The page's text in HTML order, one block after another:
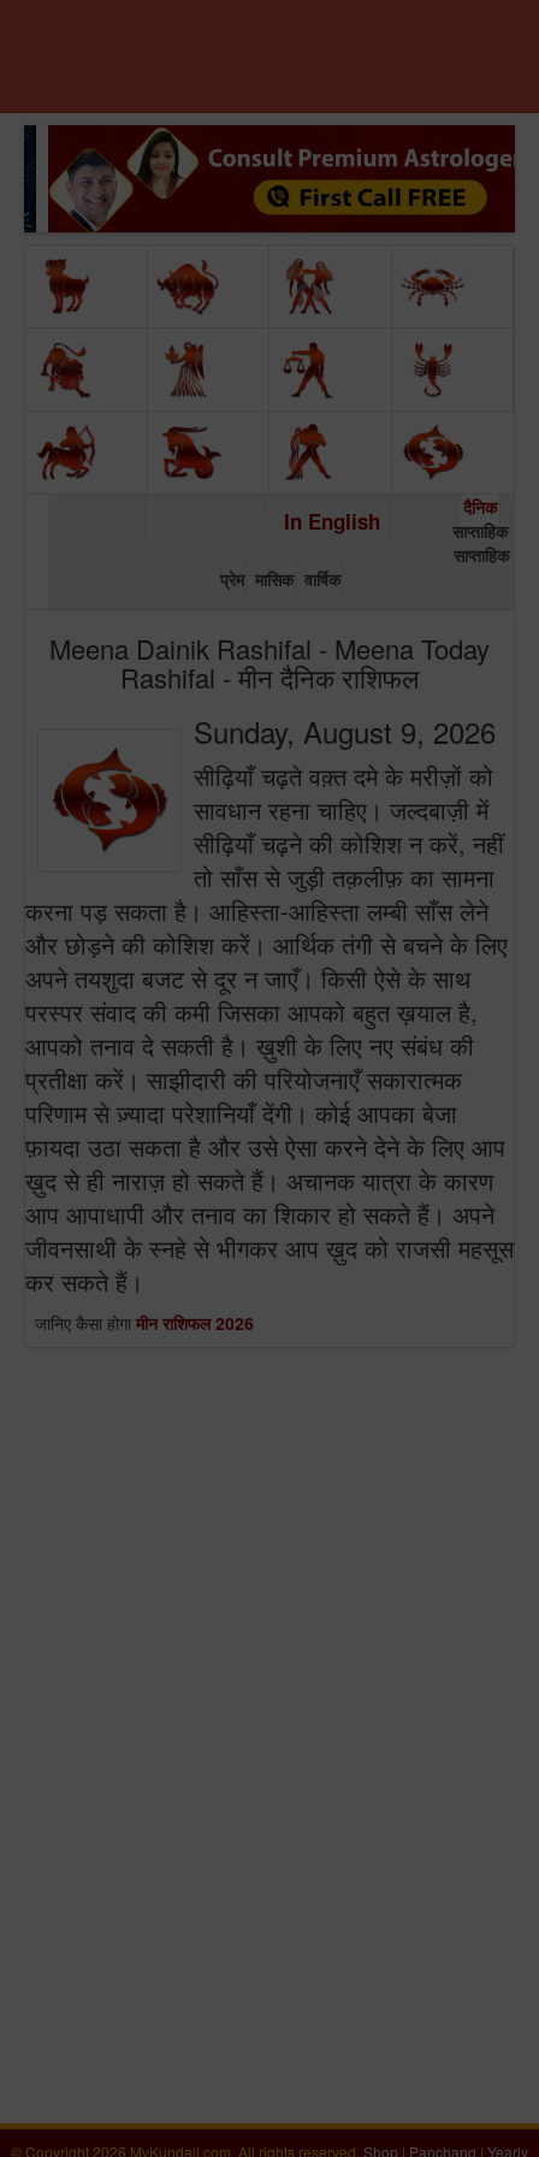
In English
दैनिक
साप्ताहिक
साप्ताहिक
प्रेम मासिक वार्षिक
Meena Dainik Rashifal - Meena Today
Rashifal - मीन दैनिक राशिफल
Sunday, August 9, 2026
सीढ़ियाँ चढ़ते वक़्त दमे के मरीज़ों को
सावधान रहना चाहिए। जल्दबाज़ी में
सीढ़ियाँ चढ़ने की कोशिश न करें, नहीं
तो साँस से जुड़ी तक़लीफ़ का सामना
करना पड़ सकता है। आहिस्ता-आहिस्ता लम्बी साँस लेने
और छोड़ने की कोशिश करें। आर्थिक तंगी से बचने के लिए
अपने तयशुदा बजट से दूर न जाएँ। किसी ऐसे के साथ
परस्पर संवाद की कमी जिसका आपको बहुत ख़याल है,
आपको तनाव दे सकती है। ख़ुशी के लिए नए संबंध की
प्रतीक्षा करें। साझीदारी की परियोजनाएँ सकारात्मक
परिणाम से ज़्यादा परेशानियाँ देंगी। कोई आपका बेजा
फ़ायदा उठा सकता है और उसे ऐसा करने देने के लिए आप
ख़ुद से ही नाराज़ हो सकते हैं। अचानक यात्रा के कारण
आप आपाधापी और तनाव का शिकार हो सकते हैं। अपने
जीवनसाथी के स्नहे से भीगकर आप ख़ुद को राजसी महसूस
कर सकते हैं।
जानिए कैसा होगा मीन राशिफल 2026
© Copyright 2026 MyKundali.com, All rights reserved. Shop | Panchang | Yearly